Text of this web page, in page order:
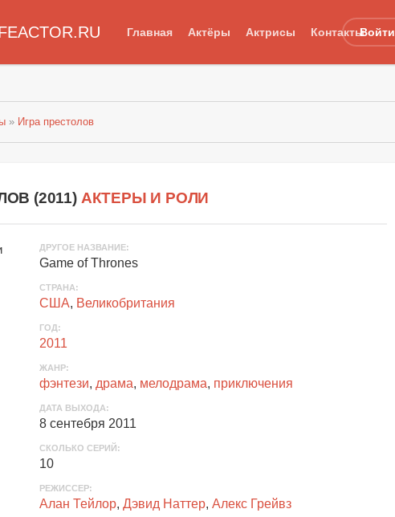
Главная Актёры Актрисы КонтактыВойти
» Игра престолов
(2011) АКТЕРЫ И РОЛИ
ДРУГОЕ НАЗВАНИЕ:
Game of Thrones
СТРАНА:
США, Великобритания
ГОД:
2011
ЖАНР:
фэнтези, драма, мелодрама, приключения
ДАТА ВЫХОДА:
8 сентебря 2011
СКОЛЬКО СЕРИЙ:
10
РЕЖИССЕР:
Алан Тейлор, Дэвид Наттер, Алекс Грейвз